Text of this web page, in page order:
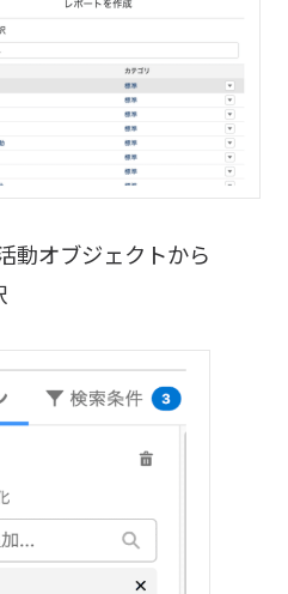
動オブジェクトから